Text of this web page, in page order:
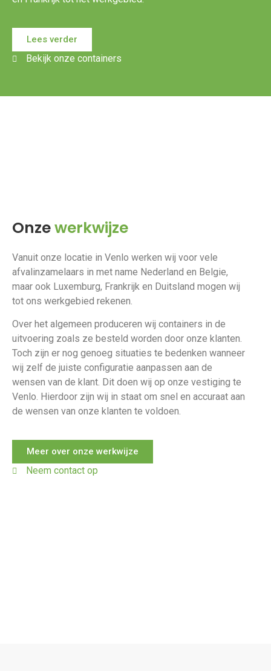
Lees verder
Bekijk onze containers
Onzewerkwijze
Vanuit onze locatie in Venlo werken wij voor vele
afvalinzamelaars in met name Nederland en Belgie,
maar ook Luxemburg, Frankrijk en Duitsland mogen wij
tot ons werkgebied rekenen.
Over het algemeen produceren wij containers in de
uitvoering zoals ze besteld worden door onze klanten.
Toch zijn er nog genoeg situaties te bedenken wanneer
wij zelf de juiste configuratie aanpassen aan de
wensen van de klant. Dit doen wij op onze vestiging te
Venlo. Hierdoor zijn wij in staat om snel en accuraat aan
de wensen van onze klanten te voldoen.
Meer over onze werkwijze
Neem contact op